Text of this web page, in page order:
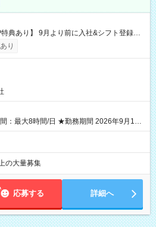
特典あり】 9月より前に入社&シフト登録す
23) の日給がUP! 日給1万1500円でしっか
♪ 【試用期間】試用期間なし
り
：最大8時間/日 ★勤務期間 2026年9月16
短期勤務OK! 期間中フル勤務できる方優遇
数応相談) ※期間前から勤務スタートも可
の大量募集
応募する 詳細へ